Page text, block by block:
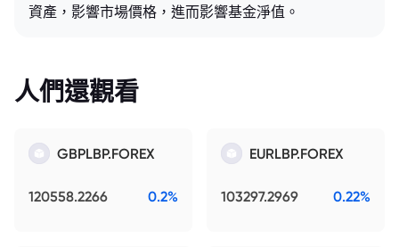
資產，影響市場價格，進而影響基金淨值。
人們還觀看
GBPLBP.FOREX
120558.2266 0.2%
EURLBP.FOREX
103297.2969 0.22%